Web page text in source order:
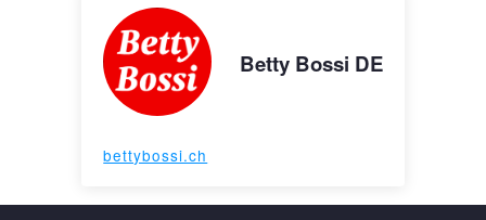
Betty Bossi DE
bettybossi.ch